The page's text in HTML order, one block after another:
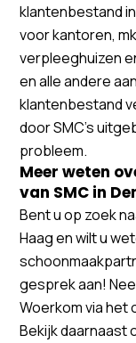
klantenbestand
voor kantoren,
verpleeghuizen
en alle andere
klantenbestand
door SMC’s
probleem.
Meer weten
van SMC in
Bent u op zoek
Haag en wilt u
gesprek aan!
Woerkom via het
Bekijk daarnaast